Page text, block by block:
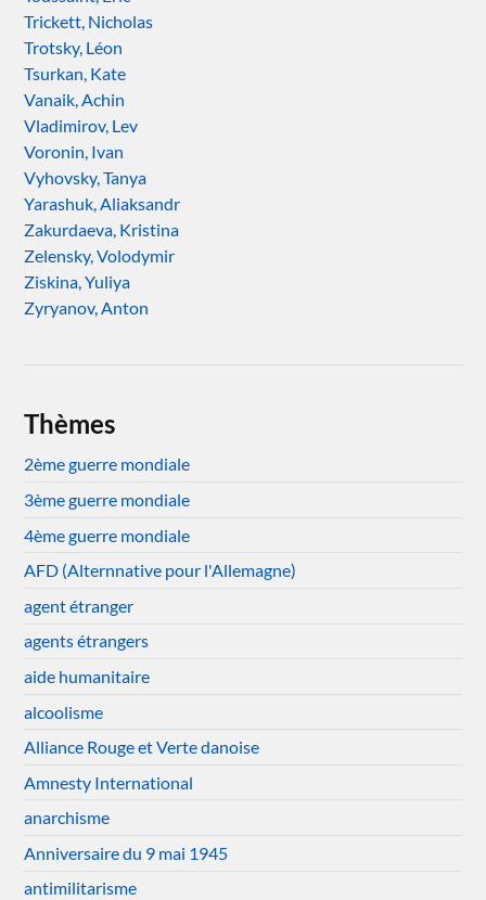
Trickett, Nicholas
Trotsky, Léon
Tsurkan, Kate
Vanaik, Achin
Vladimirov, Lev
Voronin, Ivan
Vyhovsky, Tanya
Yarashuk, Aliaksandr
Zakurdaeva, Kristina
Zelensky, Volodymir
Ziskina, Yuliya
Zyryanov, Anton
Thèmes
2ème guerre mondiale
3ème guerre mondiale
4ème guerre mondiale
AFD (Alternnative pour l'Allemagne)
agent étranger
agents étrangers
aide humanitaire
alcoolisme
Alliance Rouge et Verte danoise
Amnesty International
anarchisme
Anniversaire du 9 mai 1945
antimilitarisme